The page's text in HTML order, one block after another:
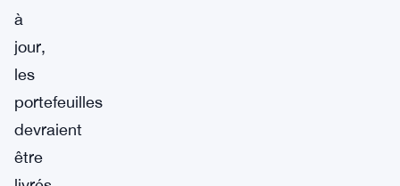
à
jour,
les
portefeuilles
devraient
être